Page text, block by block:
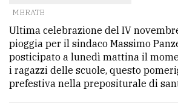
MERATE
Ultima celebrazione del IV
pioggia per il sindaco Massimo
posticipato a lunedì mattina il
i ragazzi delle scuole, questo
prefestiva nella prepositurale di